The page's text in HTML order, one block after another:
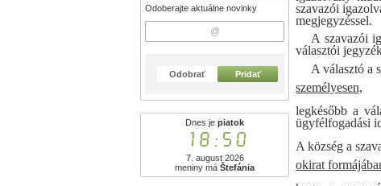
Odoberajte aktuálne novinky
Odobrať Pridať
Dnes jepiatok
18:50
7. august 2026
meniny máŠtefánia
szavazói
megjegyzéssel.
A szavazói
választói
A választó a
személyesen,
legkésőbb a
ügyfélfogadási
A község a
okirat